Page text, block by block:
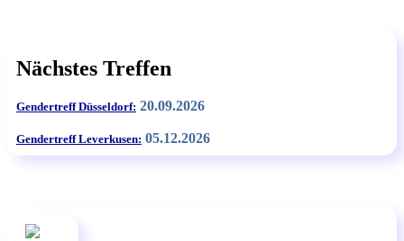
Nächstes Treffen
Gendertreff Düsseldorf: 20.09.2026
Gendertreff Leverkusen: 05.12.2026